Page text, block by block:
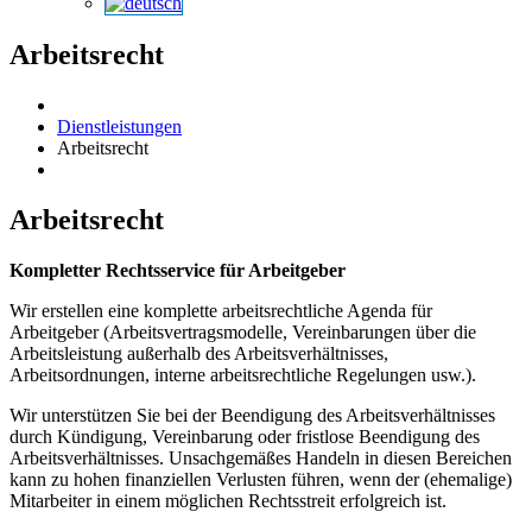
Arbeitsrecht
Dienstleistungen
Arbeitsrecht
Arbeitsrecht
Kompletter Rechtsservice für Arbeitgeber
Wir erstellen eine komplette arbeitsrechtliche Agenda für
Arbeitgeber (Arbeitsvertragsmodelle, Vereinbarungen über die
Arbeitsleistung außerhalb des Arbeitsverhältnisses,
Arbeitsordnungen, interne arbeitsrechtliche Regelungen usw.).
Wir unterstützen Sie bei der Beendigung des Arbeitsverhältnisses
durch Kündigung, Vereinbarung oder fristlose Beendigung des
Arbeitsverhältnisses. Unsachgemäßes Handeln in diesen Bereichen
kann zu hohen finanziellen Verlusten führen, wenn der (ehemalige)
Mitarbeiter in einem möglichen Rechtsstreit erfolgreich ist.